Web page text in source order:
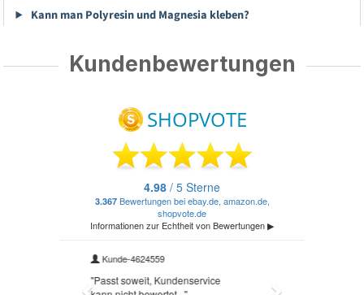
Kann man Polyresin und Magnesia kleben?
Kundenbewertungen